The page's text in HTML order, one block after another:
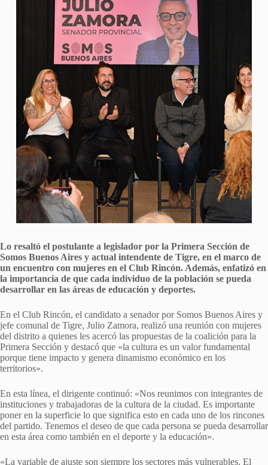
Lo resaltó el postulante a legislador por la Primera Sección de
Somos Buenos Aires y actual intendente de Tigre, en el marco de
un encuentro con mujeres en el Club Rincón. Además, enfatizó en
la importancia de que cada individuo de la población se pueda
desarrollar en las áreas de educación y deportes.
En el Club Rincón, el candidato a senador por Somos Buenos Aires y
jefe comunal de Tigre, Julio Zamora, realizó una reunión con mujeres
del distrito a quienes les acercó las propuestas de la coalición para la
Primera Sección y destacó que «la cultura es un valor fundamental
porque tiene impacto y genera dinamismo económico en los
territorios».
En esta línea, el dirigente continuó: «Nos reunimos con integrantes de
instituciones y trabajadoras de la cultura de la ciudad. Es importante
poner en la superficie lo que significa esto en cada uno de los rincones
del partido. Tenemos el deseo de que cada persona se pueda desarrollar
en esta área como también en el deporte y la educación».
«La variable de ajuste son siempre los sectores más vulnerables. El